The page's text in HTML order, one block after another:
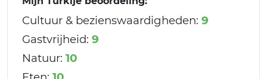
Cultuur & bezienswaardigheden: 9
Gastvrijheid: 9
Natuur: 10